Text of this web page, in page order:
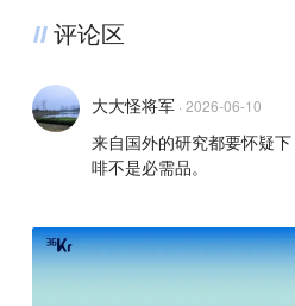
评论区
大大怪将军 · 2026-06-10
来自国外的研究都要怀疑
啡不是必需品。